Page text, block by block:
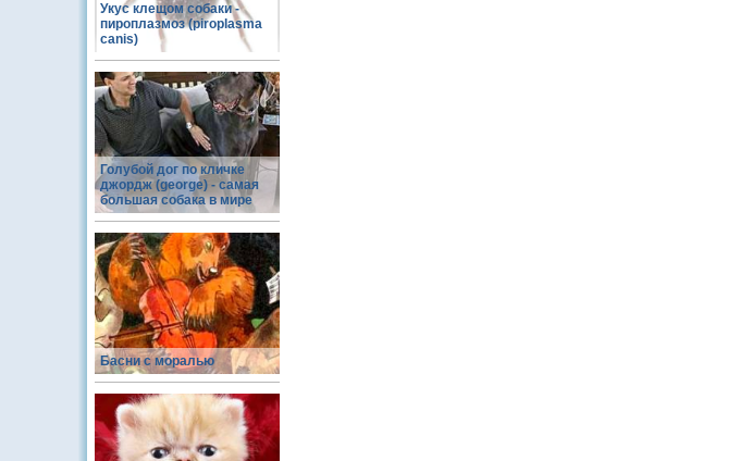
Укус клещом собаки -
пироплазмоз (piroplasma
canis)
Голубой дог по кличке
джордж (george) - самая
большая собака в мире
Басни с моралью